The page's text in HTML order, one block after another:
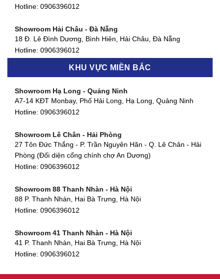
127 Khánh Hội, Phường 3, Quận 4,TP. HCM
Showroom Quận 7 - TP. HCM
877 Huỳnh Tấn Phát, Phú Thuận, Quận 7, TP HCM
Hotline:0906396012
580 Phan Văn Trị, Phường 7, Quận 5, TP HCM
Hotline:0906396012
90 Đ. Cộng Hòa, Phường 4, Tân Bình, TP HCM
Hotline:0906396012
Hotline: 0906396012
Showroom Hải Châu - Đà Nẵng
18 Đ. Lê Đình Dương, Bình Hiên, Hải Châu, Đà Nẵng
Hotline: 0906396012
Showroom Thanh Khê - Đà Nẵng
Hotline:0906396012
Showroom Cẩm Lệ - Đà Nẵng
Hotline:0906396012
Showroom Huế
54 Hùng Vương, Phú Hội, Thành phố Huế, Thừa Thiên Huế
Showroom Hà Tĩnh
82 Quang Trung, Thạch Quý, Hà Tĩnh
Showroom Quy Nhơn - Bình Định
956 Trần Hưng Đạo, P, Thành phố Quy Nhơn, Bình Định
KHU VỰC MIỀN BẮC
Showroom Hạ Long - Quảng Ninh
A7-14 KĐT Monbay, Phố Hải Long, Hạ Long, Quảng Ninh
Hotline: 0906396012
Showroom Lê Chân - Hải Phòng
27 Tôn Đức Thắng - P. Trần Nguyên Hãn - Q. Lê Chân - Hải
Phòng (Đối diện cổng chính chợ An Dương)
Hotline: 0906396012
Showroom 88 Thanh Nhàn - Hà Nội
88 P. Thanh Nhàn, Hai Bà Trưng, Hà Nội
Hotline: 0906396012
Showroom 41 Thanh Nhàn - Hà Nội
41 P. Thanh Nhàn, Hai Bà Trưng, Hà Nội
Hotline: 0906396012